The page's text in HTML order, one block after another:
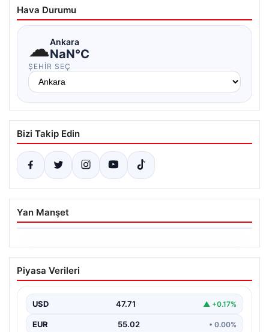
Hava Durumu
☁Ankara
NaN°C
ŞEHIR SEÇ
Bizi Takip Edin
Yan Manşet
06.08.2026
Dumanlar ilçeyi kapladı: Bursa’da
tamirhanede yangın
Piyasa Verileri
USD 47.71 ▲ +0.17%
EUR 55.02 • 0.00%